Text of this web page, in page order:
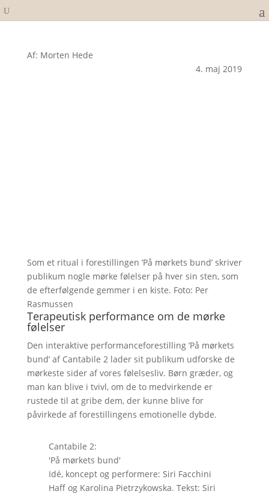
Af: Morten Hede
4. maj 2019
Som et ritual i forestillingen ’På mørkets bund’ skriver
publikum nogle mørke følelser på hver sin sten, som
de efterfølgende gemmer i en kiste. Foto: Per
Rasmussen
Terapeutisk performance om de mørke
følelser
Den interaktive performanceforestilling ’På mørkets
bund’ af Cantabile 2 lader sit publikum udforske de
mørkeste sider af vores følelsesliv. Børn græder, og
man kan blive i tvivl, om de to medvirkende er
rustede til at gribe dem, der kunne blive for
påvirkede af forestillingens emotionelle dybde.
Cantabile 2:
'På mørkets bund'
Idé, koncept og performere: Siri Facchini
Haff og Karolina Pietrzykowska. Tekst: Siri